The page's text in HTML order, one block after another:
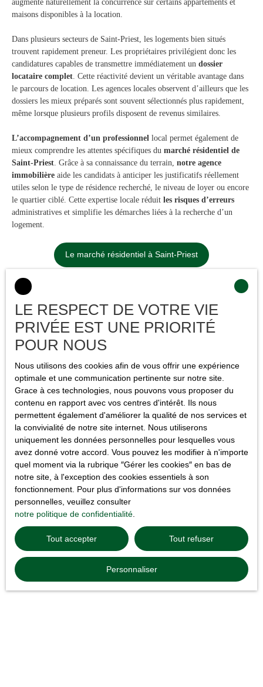
maisons disponibles à la location.
Dans plusieurs secteurs de Saint-Priest, les logements bien situés
trouvent rapidement preneur. Les propriétaires privilégient donc les
candidatures capables de transmettre immédiatement un dossier
locataire complet . Cette réactivité devient un véritable avantage dans
le parcours de location. Les agences locales observent d’ailleurs que les
dossiers les mieux préparés sont souvent sélectionnés plus rapidement,
même lorsque plusieurs profils disposent de revenus similaires.
L’accompagnement d’un professionnel local permet également de
mieux comprendre les attentes spécifiques du marché résidentiel de
Saint-Priest . Grâce à sa connaissance du terrain, notre agence
immobilière aide les candidats à anticiper les justificatifs réellement
utiles selon le type de résidence recherché, le niveau de loyer ou encore
le quartier ciblé. Cette expertise locale réduit les risques d’erreurs
administratives et simplifie les démarches liées à la recherche d’un
logement.
Le marché résidentiel à Saint-Priest
Pourquoi se faire accompagner
une agence pour louer un bien à Saint-
Priest ?
Constituer un dossier de location à Saint-Priestpeut rapidement
devenir stressant lorsque les délais sont courts ou que plusieurs
candidatures sont en concurrence. Une agence spécialisée apporte alors
un véritablegain de tempset unemeilleure visibilitésur les attentes
des propriétaires. ChezMartinez Immobilier, nous accompagnons les
futurs locataires à chaque étape afin de vérifier laconformitédes
justificatifs de locationet d’optimiser la présentation du dossier.
Notre connaissance dusecteur du logement local
également d’orienter les candidats vers des résidences adaptées à leur
situation et à leur budget. Cette approche personnalisée f
échanges plus fluideset permet souvent de sécuriser plus rapidement
une mise en location. Grâce à notre expertise dudomaine patrimonial
local
, nous aidons les locataires à préparer des
cohérents et conformes aux exigences réglementaires.
LE RESPECT DE VOTRE VIE
PRIVÉE EST UNE PRIORITÉ
POUR NOUS
Nous utilisons des cookies afin de vous offrir une expérience
optimale et une communication pertinente sur notre site.
Grace à ces technologies, nous pouvons vous proposer du
contenu en rapport avec vos centres d'intérêt. Ils nous
permettent également d'améliorer la qualité de nos services et
la convivialité de notre site internet. Nous utiliserons
uniquement les données personnelles pour lesquelles vous
avez donné votre accord. Vous pouvez les modifier à n'importe
quel moment via la rubrique ″Gérer les cookies″ en bas de
notre site, à l'exception des cookies essentiels à son
fonctionnement. Pour plus d'informations sur vos données
personnelles, veuillez consulter
notre politique de confidentialité
Tout accepter Tout refuser
Personnaliser